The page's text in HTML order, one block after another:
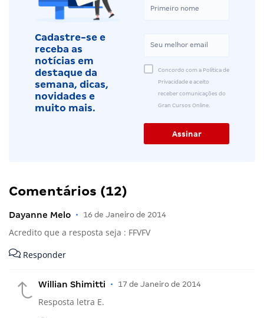
Cadastre-se e
receba as
notícias em
destaque da
semana, dicas,
novidades e
muito mais.
Concordo com a Política de
Privacidade e aceito
receber comunicações do
Gran Cursos Online.
Comentários (12)
Dayanne Melo • 16 de Janeiro de 2014
Acredito que a resposta seja : FFVFV
Responder
Willian Shimitti • 17 de Janeiro de 2014
Resposta letra E.